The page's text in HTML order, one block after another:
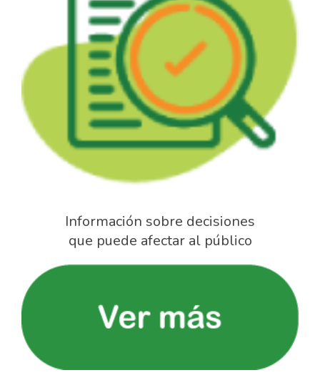
Información sobre decisiones
que puede afectar al público